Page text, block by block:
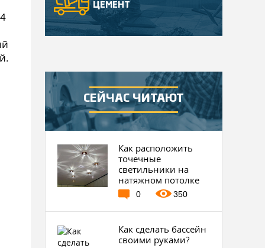
ЦЕМЕНТ
СЕЙЧАС ЧИТАЮТ
Как расположить
точечные
светильники на
натяжном потолке
0 350
Как сделать бассейн
своими руками?